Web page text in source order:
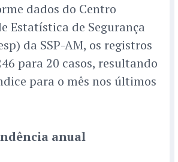
dados do Centro
Estatística de Segurança
da SSP-AM, os registros
para 20 casos, resultando
para o mês nos últimos
anual